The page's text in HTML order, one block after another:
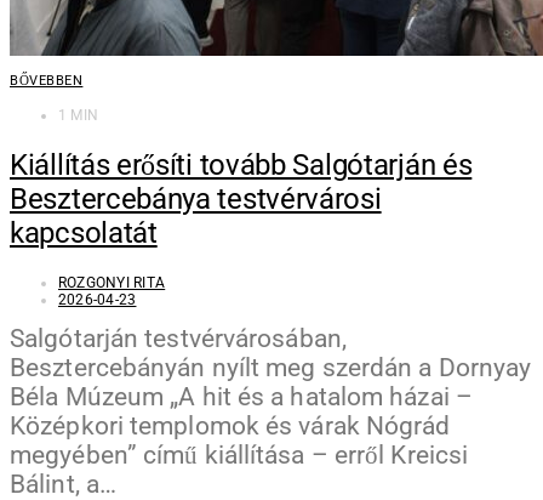
BŐVEBBEN
1 MIN
Kiállítás erősíti tovább Salgótarján és
Besztercebánya testvérvárosi
kapcsolatát
ROZGONYI RITA
2026-04-23
Salgótarján testvérvárosában,
Besztercebányán nyílt meg szerdán a Dornyay
Béla Múzeum „A hit és a hatalom házai –
Középkori templomok és várak Nógrád
megyében” című kiállítása – erről Kreicsi
Bálint, a…